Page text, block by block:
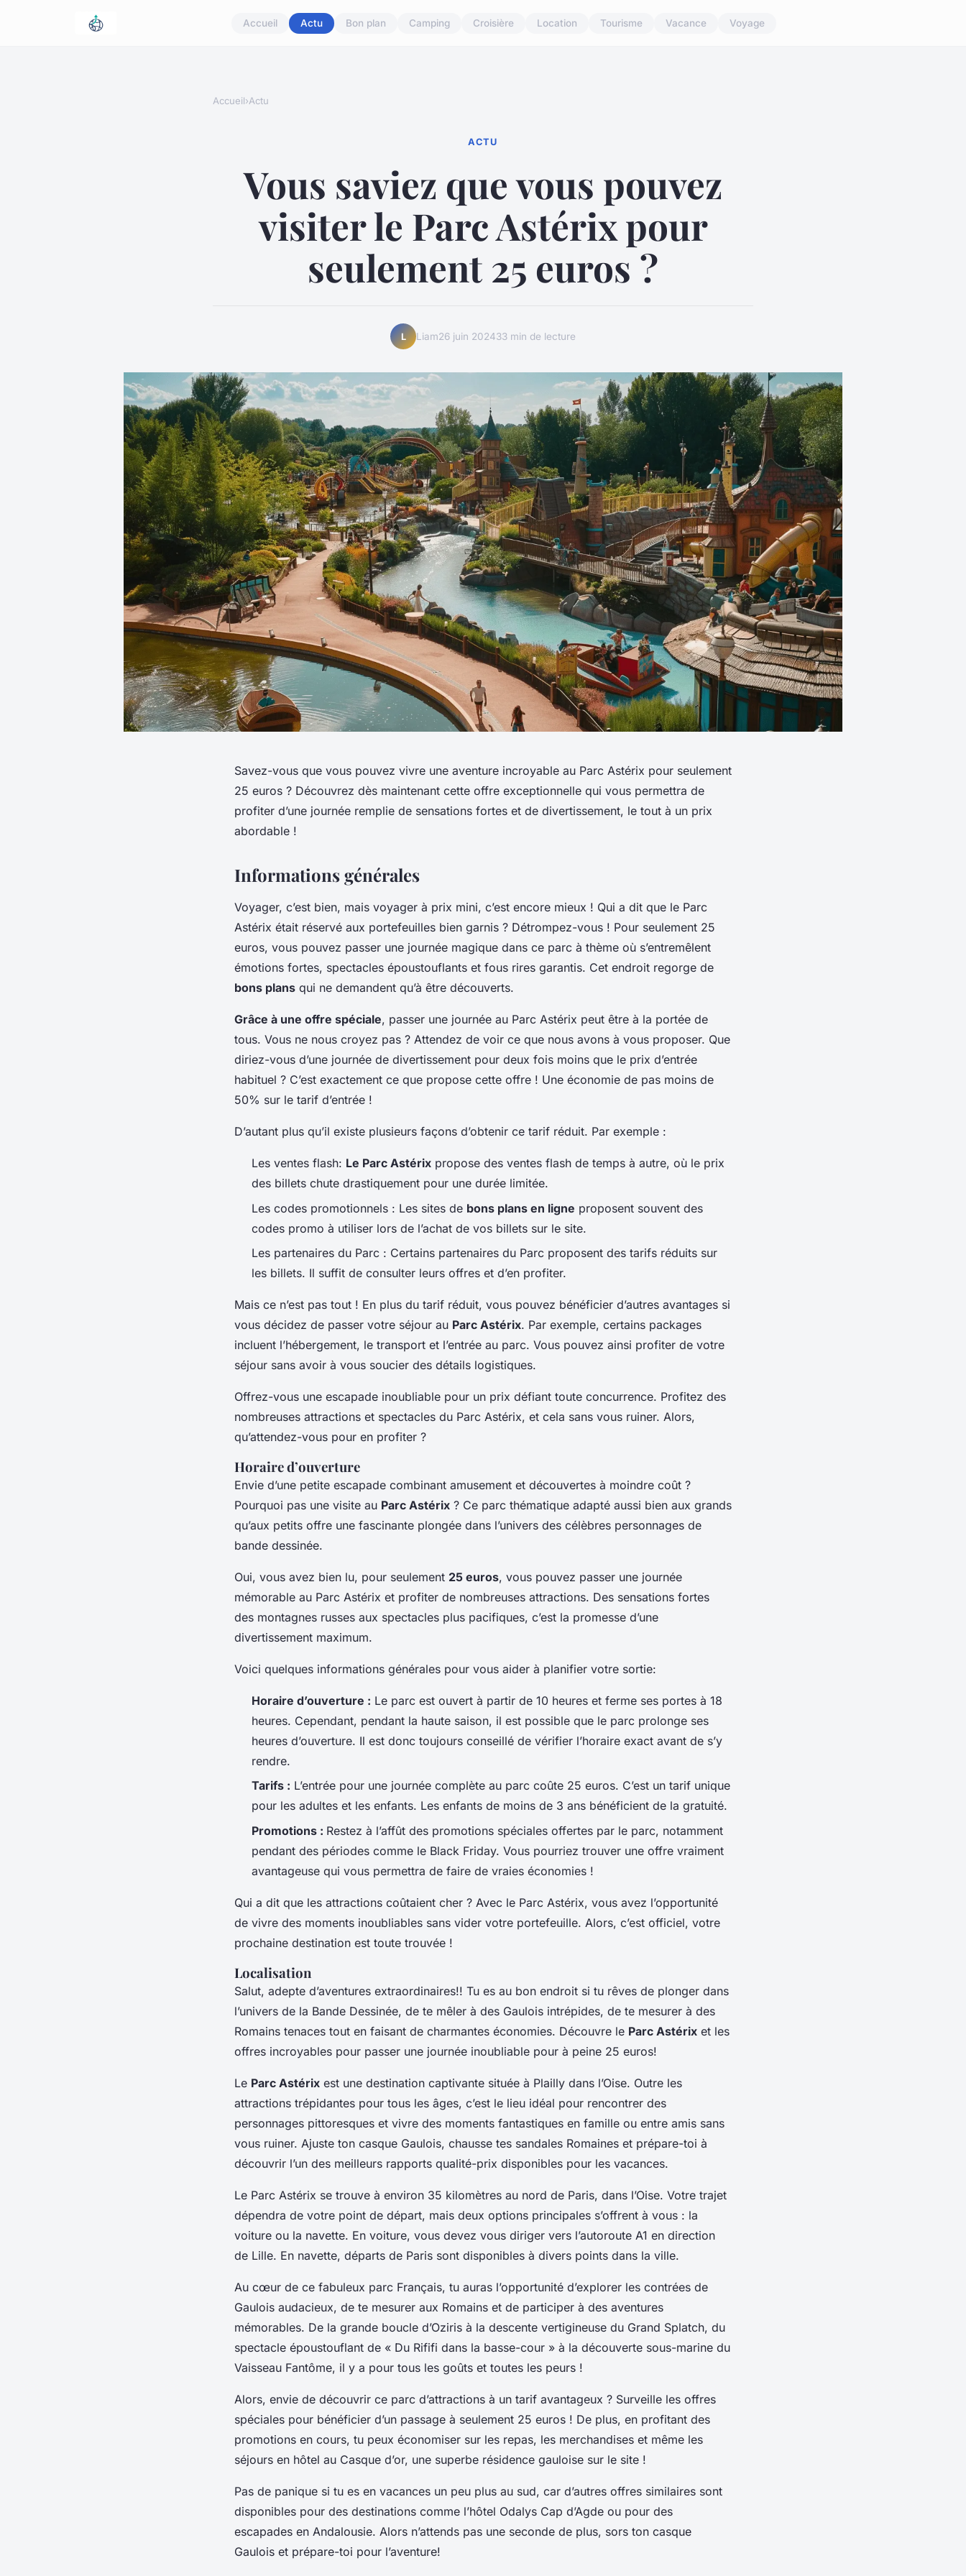
Accueil Actu Bon plan Camping Croisière Location Tourisme Vacance Voyage
Accueil›Actu
ACTU
Vous saviez que vous pouvez
visiter le Parc Astérix pour
seulement 25 euros ?
L Liam26 juin 202433 min de lecture
Savez-vous que vous pouvez vivre une aventure incroyable au Parc Astérix pour seulement
25 euros ? Découvrez dès maintenant cette offre exceptionnelle qui vous permettra de
profiter d’une journée remplie de sensations fortes et de divertissement, le tout à un prix
abordable !
Informations générales
Voyager, c’est bien, mais voyager à prix mini, c’est encore mieux ! Qui a dit que le Parc
Astérix était réservé aux portefeuilles bien garnis ? Détrompez-vous ! Pour seulement 25
euros, vous pouvez passer une journée magique dans ce parc à thème où s’entremêlent
émotions fortes, spectacles époustouflants et fous rires garantis. Cet endroit regorge de
bons plans qui ne demandent qu’à être découverts.
Grâce à une offre spéciale, passer une journée au Parc Astérix peut être à la portée de
tous. Vous ne nous croyez pas ? Attendez de voir ce que nous avons à vous proposer. Que
diriez-vous d’une journée de divertissement pour deux fois moins que le prix d’entrée
habituel ? C’est exactement ce que propose cette offre ! Une économie de pas moins de
50% sur le tarif d’entrée !
D’autant plus qu’il existe plusieurs façons d’obtenir ce tarif réduit. Par exemple :
Les ventes flash: Le Parc Astérix propose des ventes flash de temps à autre, où le prix
des billets chute drastiquement pour une durée limitée.
Les codes promotionnels : Les sites de bons plans en ligne proposent souvent des
codes promo à utiliser lors de l’achat de vos billets sur le site.
Les partenaires du Parc : Certains partenaires du Parc proposent des tarifs réduits sur
les billets. Il suffit de consulter leurs offres et d’en profiter.
Mais ce n’est pas tout ! En plus du tarif réduit, vous pouvez bénéficier d’autres avantages si
vous décidez de passer votre séjour au Parc Astérix. Par exemple, certains packages
incluent l’hébergement, le transport et l’entrée au parc. Vous pouvez ainsi profiter de votre
séjour sans avoir à vous soucier des détails logistiques.
Offrez-vous une escapade inoubliable pour un prix défiant toute concurrence. Profitez des
nombreuses attractions et spectacles du Parc Astérix, et cela sans vous ruiner. Alors,
qu’attendez-vous pour en profiter ?
Horaire d’ouverture
Envie d’une petite escapade combinant amusement et découvertes à moindre coût ?
Pourquoi pas une visite au Parc Astérix ? Ce parc thématique adapté aussi bien aux grands
qu’aux petits offre une fascinante plongée dans l’univers des célèbres personnages de
bande dessinée.
Oui, vous avez bien lu, pour seulement 25 euros, vous pouvez passer une journée
mémorable au Parc Astérix et profiter de nombreuses attractions. Des sensations fortes
des montagnes russes aux spectacles plus pacifiques, c’est la promesse d’une
divertissement maximum.
Voici quelques informations générales pour vous aider à planifier votre sortie:
Horaire d’ouverture : Le parc est ouvert à partir de 10 heures et ferme ses portes à 18
heures. Cependant, pendant la haute saison, il est possible que le parc prolonge ses
heures d’ouverture. Il est donc toujours conseillé de vérifier l’horaire exact avant de s’y
rendre.
Tarifs : L’entrée pour une journée complète au parc coûte 25 euros. C’est un tarif unique
pour les adultes et les enfants. Les enfants de moins de 3 ans bénéficient de la gratuité.
Promotions : Restez à l’affût des promotions spéciales offertes par le parc, notamment
pendant des périodes comme le Black Friday. Vous pourriez trouver une offre vraiment
avantageuse qui vous permettra de faire de vraies économies !
Qui a dit que les attractions coûtaient cher ? Avec le Parc Astérix, vous avez l’opportunité
de vivre des moments inoubliables sans vider votre portefeuille. Alors, c’est officiel, votre
prochaine destination est toute trouvée !
Localisation
Salut, adepte d’aventures extraordinaires!! Tu es au bon endroit si tu rêves de plonger dans
l’univers de la Bande Dessinée, de te mêler à des Gaulois intrépides, de te mesurer à des
Romains tenaces tout en faisant de charmantes économies. Découvre le Parc Astérix et les
offres incroyables pour passer une journée inoubliable pour à peine 25 euros!
Le Parc Astérix est une destination captivante située à Plailly dans l’Oise. Outre les
attractions trépidantes pour tous les âges, c’est le lieu idéal pour rencontrer des
personnages pittoresques et vivre des moments fantastiques en famille ou entre amis sans
vous ruiner. Ajuste ton casque Gaulois, chausse tes sandales Romaines et prépare-toi à
découvrir l’un des meilleurs rapports qualité-prix disponibles pour les vacances.
Le Parc Astérix se trouve à environ 35 kilomètres au nord de Paris, dans l’Oise. Votre trajet
dépendra de votre point de départ, mais deux options principales s’offrent à vous : la
voiture ou la navette. En voiture, vous devez vous diriger vers l’autoroute A1 en direction
de Lille. En navette, départs de Paris sont disponibles à divers points dans la ville.
Au cœur de ce fabuleux parc Français, tu auras l’opportunité d’explorer les contrées de
Gaulois audacieux, de te mesurer aux Romains et de participer à des aventures
mémorables. De la grande boucle d’Oziris à la descente vertigineuse du Grand Splatch, du
spectacle époustouflant de « Du Rififi dans la basse-cour » à la découverte sous-marine du
Vaisseau Fantôme, il y a pour tous les goûts et toutes les peurs !
Alors, envie de découvrir ce parc d’attractions à un tarif avantageux ? Surveille les offres
spéciales pour bénéficier d’un passage à seulement 25 euros ! De plus, en profitant des
promotions en cours, tu peux économiser sur les repas, les merchandises et même les
séjours en hôtel au Casque d’or, une superbe résidence gauloise sur le site !
Pas de panique si tu es en vacances un peu plus au sud, car d’autres offres similaires sont
disponibles pour des destinations comme l’hôtel Odalys Cap d’Agde ou pour des
escapades en Andalousie. Alors n’attends pas une seconde de plus, sors ton casque
Gaulois et prépare-toi pour l’aventure!